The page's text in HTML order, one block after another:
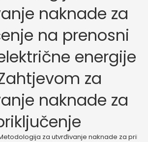
naknade za
na prenosni
energije
za
naknade za
za utvrđivanje naknade za